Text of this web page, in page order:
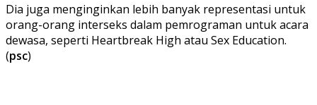
Dia juga menginginkan lebih banyak representasi untuk
orang-orang interseks dalam pemrograman untuk acara
dewasa, seperti Heartbreak High atau Sex Education.
(psc)